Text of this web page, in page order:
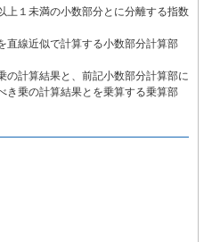
上１未満の小数部分とに分離する指数
直線近似で計算する小数部分計算部
の計算結果と、前記小数部分計算部に
き乗の計算結果とを乗算する乗算部